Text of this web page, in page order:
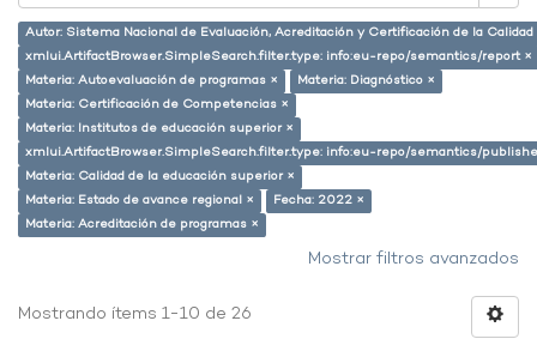
Autor: Sistema Nacional de Evaluación, Acreditación y Certificación de la
xmlui.ArtifactBrowser.SimpleSearch.filter.type: info:eu-repo/semantics/report ×
Materia: Autoevaluación de programas ×
Materia: Diagnóstico ×
Materia: Certificación de Competencias ×
Materia: Institutos de educación superior ×
xmlui.ArtifactBrowser.SimpleSearch.filter.type: info:eu-repo/semantics/
Materia: Calidad de la educación superior ×
Materia: Estado de avance regional ×
Fecha: 2022 ×
Materia: Acreditación de programas ×
Mostrar filtros avanzados
Mostrando ítems 1-10 de 26